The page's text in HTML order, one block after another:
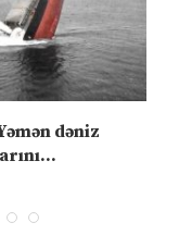
dəniz